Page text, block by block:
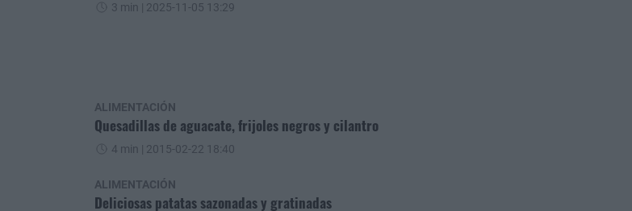
3 min | 2025-11-05 13:29
ALIMENTACIÓN
Quesadillas de aguacate, frijoles negros y cilantro
4 min | 2015-02-22 18:40
ALIMENTACIÓN
Deliciosas patatas sazonadas y gratinadas